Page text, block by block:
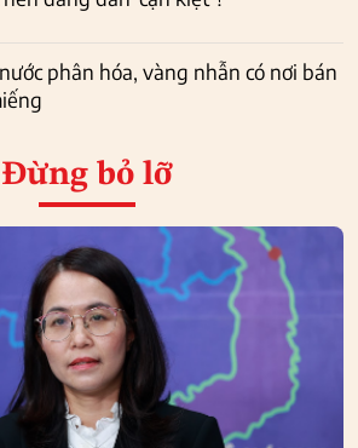
phân hóa, vàng nhẫn có nơi bán
Đừng bỏ lỡ